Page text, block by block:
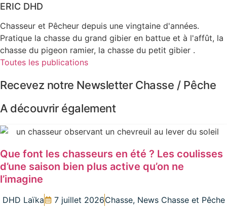
ERIC DHD
Chasseur et Pêcheur depuis une vingtaine d'années.
Pratique la chasse du grand gibier en battue et à l'affût, la
chasse du pigeon ramier, la chasse du petit gibier .
Toutes les publications
Recevez notre Newsletter Chasse / Pêche
A découvrir également
Que font les chasseurs en été ? Les coulisses
d’une saison bien plus active qu’on ne
l’imagine
DHD Laïka 7 juillet 2026Chasse, News Chasse et Pêche